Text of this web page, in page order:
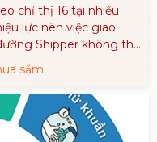
chỉ thị 16 tại nhiều
lực nên việc giao
Shipper không thể
sắm